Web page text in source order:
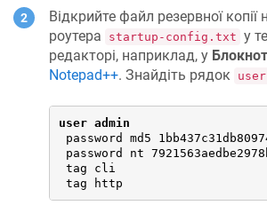
Відкрийте файл резервної
роутера
startup-config.txt у
редакторі, наприклад, у
Notepad++. Знайдіть рядок
user admin
password md5
password nt
tag cli
tag http